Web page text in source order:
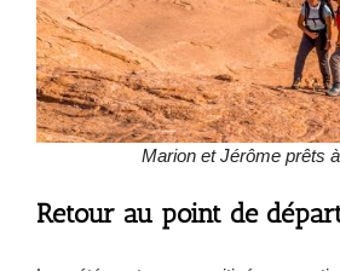
Marion et Jérôme prêts
Retour au point de